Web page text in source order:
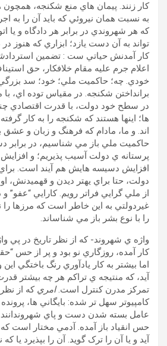
کار زنند. پيمان هاي منع شکنجه،
به نسبت همان نيروئي که بايد آن را به
که هر شهروندي در برابر هر دادگاه و يا
تواند به آن دست يازد؛ ابزاري که
کار آمدنش حياتي ست : تضمين استرداد
اعلام جرم عليه مقام خلافکار، حق
خودي. چه؛ حاکميت ملي؛ خود؛ سد
برانداختن شکنجه. در مقياس توده اي، با
در سطح خود دولت، با قدرت اقتصادي
ها؛ اينها هستند که شکنجه را به کار
اند. و ما، مادام که فرهنگ و زبان و عشق
حاکميت ملي باز مي شناسيم، در
پرستانه ي دولت آسيب پذيريم؛ و
افزايش دسيسه هايش هم آیند است. براي
دولت، حتا براي یهتر ديدن و قهميدنش،
از ملي گرايي فراتر رويم. کارايي “عفو”
غيردولتي به اين خاطر است که مرزها را
را با نوع بشر باز مي شناساند.
کار آمده، روزگاري نو بود و پر از حس
اما بيشتر به کار يادآوري رنگ باختگي
آيد، که منتيجه ي تراکم هر چه بيشتر
تمرکز مدرن کنترل است.امري که از
کامپيوتر سهل تر شده: بايگاني ها،
عامل بسته شدن دست و پاي
حس انقياد باز آمده. آدمي مختار است که
آيد و يا آن را ترک گويد. آن را بپذيرد يا که